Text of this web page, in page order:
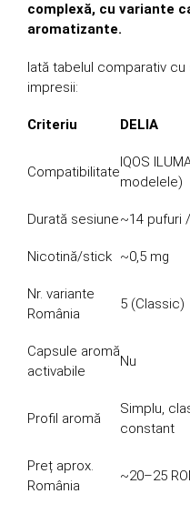
complexă, cu variante
aromatizante.
Iată tabelul comparativ
impresii:
Criteriu DELIA
Compatibilitate
IQOS
modelele)
Durată sesiune~14 pufuri
Nicotină/stick ~0,5 mg
Nr. variante
România
5 (Classic)
Capsule aromă
activabile
Nu
Profil aromă
Simplu,
constant
Preț aprox.
România
~20–25